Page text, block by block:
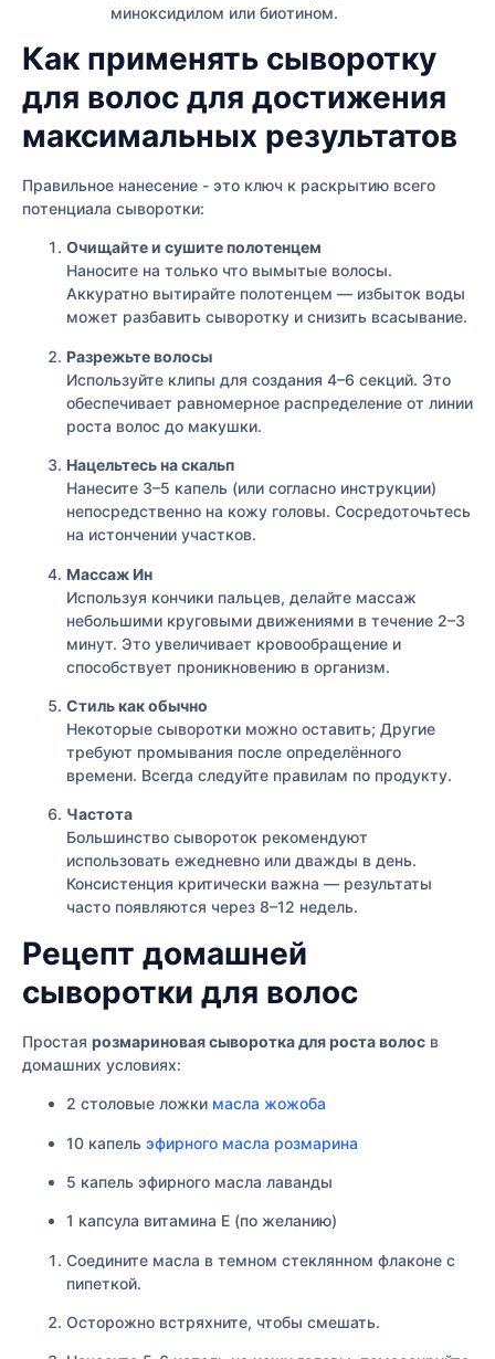
миноксидилом или биотином.
Как применять сыворотку
для волос для достижения
максимальных результатов
Правильное нанесение - это ключ к раскрытию всего
потенциала сыворотки:
Очищайте и сушите полотенцем
Наносите на только что вымытые волосы.
Аккуратно вытирайте полотенцем — избыток воды
может разбавить сыворотку и снизить всасывание.
Разрежьте волосы
Используйте клипы для создания 4–6 секций. Это
обеспечивает равномерное распределение от линии
роста волос до макушки.
Нацельтесь на скальп
Нанесите 3–5 капель (или согласно инструкции)
непосредственно на кожу головы. Сосредоточьтесь
на истончении участков.
Массаж Ин
Используя кончики пальцев, делайте массаж
небольшими круговыми движениями в течение 2–3
минут. Это увеличивает кровообращение и
способствует проникновению в организм.
Стиль как обычно
Некоторые сыворотки можно оставить; Другие
требуют промывания после определённого
времени. Всегда следуйте правилам по продукту.
Частота
Большинство сывороток рекомендуют
использовать ежедневно или дважды в день.
Консистенция критически важна — результаты
часто появляются через 8–12 недель.
Рецепт домашней
сыворотки для волос
Простая розмариновая сыворотка для роста волос в
домашних условиях:
2 столовые ложки масла жожоба
10 капель эфирного масла розмарина
5 капель эфирного масла лаванды
1 капсула витамина Е (по желанию)
Соедините масла в темном стеклянном флаконе с
пипеткой.
Осторожно встряхните, чтобы смешать.